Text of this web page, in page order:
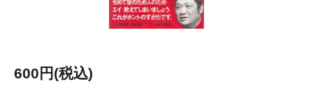
600円(税込)